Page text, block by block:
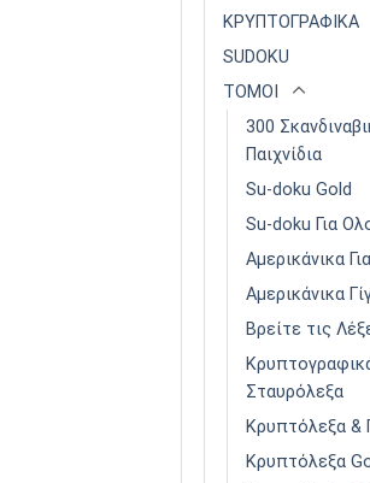
ΚΡΥΠΤΟΓΡΑΦΙΚΑ
SUDOKU
ΤΟΜΟΙ
300
Παιχνίδια
Su-doku Gold
Su-doku Για
Αμερικάνικα
Αμερικάνικα
Βρείτε τις
Σταυρόλεξα
Κρυπτόλεξα &
Κρυπτόλεξα